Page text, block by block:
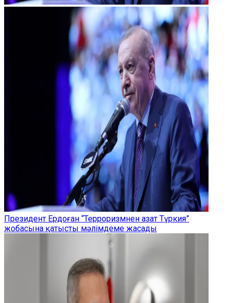
Президент Ердоған “Терроризмнен азат Түркия”
жобасына қатысты мәлімдеме жасады